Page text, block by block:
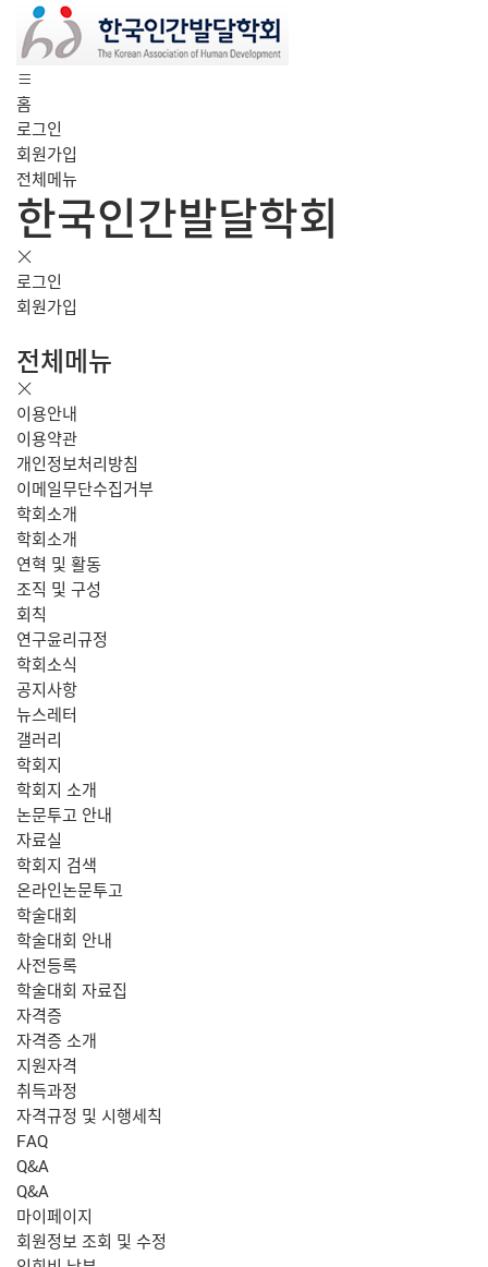
홈
로그인
회원가입
전체메뉴
한국인간발달학회
로그인
회원가입
전체메뉴
이용안내
이용약관
개인정보처리방침
이메일무단수집거부
학회소개
학회소개
연혁 및 활동
조직 및 구성
회칙
연구윤리규정
학회소식
공지사항
뉴스레터
갤러리
학회지
학회지 소개
논문투고 안내
자료실
학회지 검색
온라인논문투고
학술대회
학술대회 안내
사전등록
학술대회 자료집
자격증
자격증 소개
지원자격
취득과정
자격규정 및 시행세칙
FAQ
Q&A
Q&A
마이페이지
회원정보 조회 및 수정